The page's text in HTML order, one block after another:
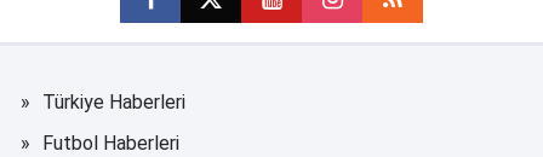
Türkiye Haberleri
Futbol Haberleri